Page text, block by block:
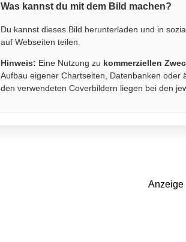
Was kannst du mit dem Bild machen?
Du kannst dieses Bild herunterladen und in
auf Webseiten teilen.
Hinweis: Eine Nutzung zu kommerziellen
Aufbau eigener Chartseiten, Datenbanken oder
den verwendeten Coverbildern liegen bei den
Anzeige